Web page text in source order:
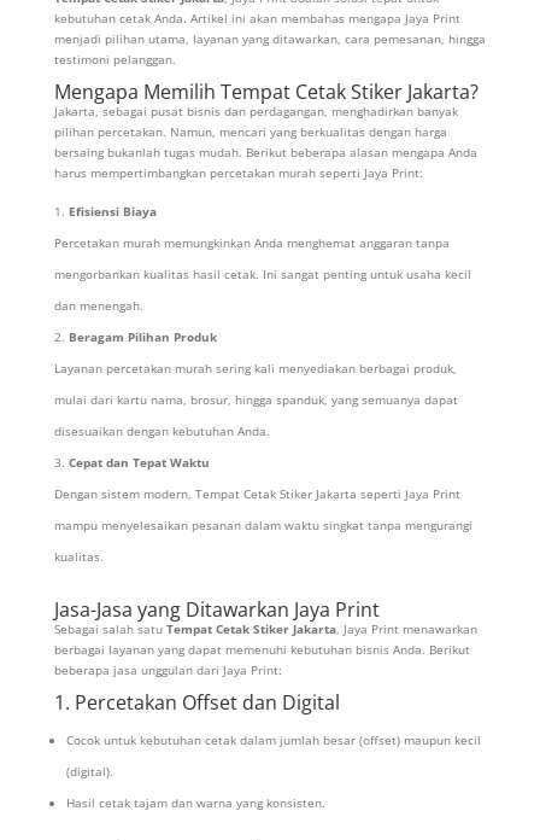
kebutuhan cetak Anda. Artikel ini akan membahas mengapa Jaya Print
menjadi pilihan utama, layanan yang ditawarkan, cara pemesanan, hingga
testimoni pelanggan.
Mengapa Memilih Tempat Cetak Stiker Jakarta?
Jakarta, sebagai pusat bisnis dan perdagangan, menghadirkan banyak
pilihan percetakan. Namun, mencari yang berkualitas dengan harga
bersaing bukanlah tugas mudah. Berikut beberapa alasan mengapa Anda
harus mempertimbangkan percetakan murah seperti Jaya Print:
Efisiensi Biaya
Percetakan murah memungkinkan Anda menghemat anggaran tanpa
mengorbankan kualitas hasil cetak. Ini sangat penting untuk usaha kecil
dan menengah.
Beragam Pilihan Produk
Layanan percetakan murah sering kali menyediakan berbagai produk,
mulai dari kartu nama, brosur, hingga spanduk, yang semuanya dapat
disesuaikan dengan kebutuhan Anda.
Cepat dan Tepat Waktu
Dengan sistem modern, Tempat Cetak Stiker Jakarta seperti Jaya Print
mampu menyelesaikan pesanan dalam waktu singkat tanpa mengurangi
kualitas.
Jasa-Jasa yang Ditawarkan Jaya Print
Sebagai salah satu Tempat Cetak Stiker Jakarta, Jaya Print menawarkan
berbagai layanan yang dapat memenuhi kebutuhan bisnis Anda. Berikut
beberapa jasa unggulan dari Jaya Print:
1. Percetakan Offset dan Digital
Cocok untuk kebutuhan cetak dalam jumlah besar (offset) maupun kecil
(digital).
Hasil cetak tajam dan warna yang konsisten.